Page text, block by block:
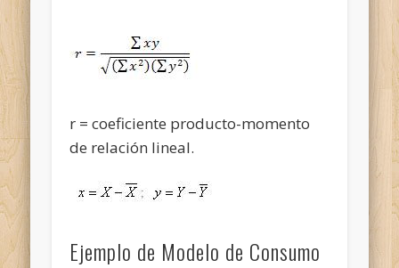
r = coeficiente producto-momento
de relación lineal.
Ejemplo de Modelo de Consumo